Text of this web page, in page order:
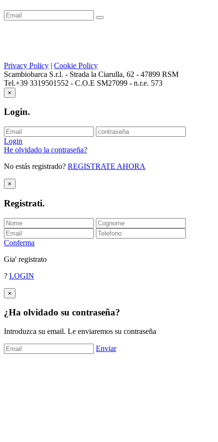
Privacy Policy | Cookie Policy
Scambiobarca S.r.l. - Strada la Ciarulla, 62 - 47899 RSM
Tel.+39 3319501552 - C.O.E SM27099 - n.r.e. 573
×
Login.
Login
He olvidado la contraseña?
No estás registrado? REGISTRATE AHORA
×
Registrati.
Conferma
Gia' registrato
? LOGIN
×
¿Ha olvidado su contraseña?
Introduzca su email. Le enviaremos su contraseña
Enviar